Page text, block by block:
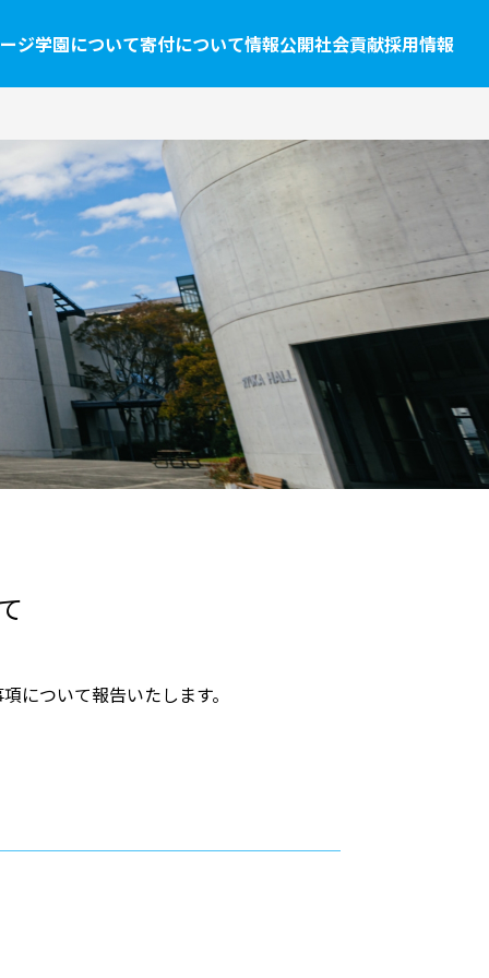
ジ学園について寄付について情報公開社会貢献採用情報
について報告いたします。